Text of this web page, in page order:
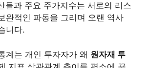
들과 주요 주가지수는 서로의 리스
완적인 파동을 그리며 오랜 역사
니다.
계는 개인 투자자가 왜 원자재 투